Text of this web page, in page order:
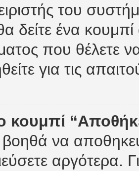
του
δείτε ένα
που θέλετε
για τις
κουμπί
να
αργότερα.